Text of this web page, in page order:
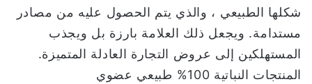
شكلها الطبيعي ، والذي يتم الحصول عليه من مصادر
مستدامة. ويجعل ذلك العلامة بارزة بل ويجذب
المستهلكين إلى عروض التجارة العادلة المتميزة.
المنتجات النباتية 100% طبيعي عضوي